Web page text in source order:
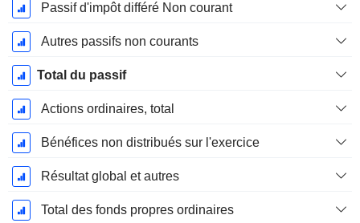
Passif d'impôt différé Non courant
Autres passifs non courants
Total du passif
Actions ordinaires, total
Bénéfices non distribués sur l'exercice
Résultat global et autres
Total des fonds propres ordinaires